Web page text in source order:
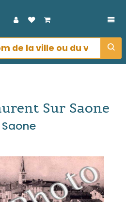
Sur Saone
Saone